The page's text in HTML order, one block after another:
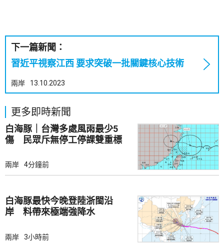
下一篇新聞：
習近平視察江西 要求突破一批關鍵核心技術
兩岸 13.10.2023
更多即時新聞
白海豚｜台灣多處風雨最少5
傷 民眾斥無停工停課雙重標
兩岸 4分鐘前
白海豚最快今晚登陸浙閩沿
岸 料帶來極端強降水
兩岸 3小時前